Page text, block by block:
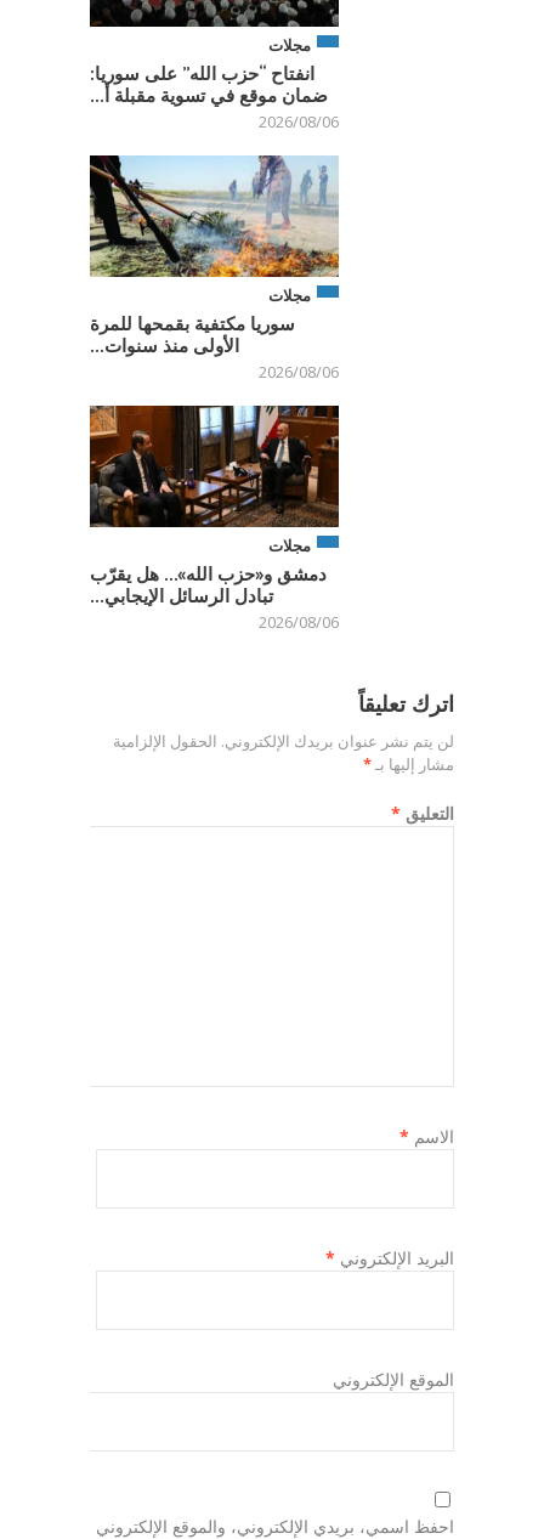
مجلات
انفتاح “حزب الله” على سوريا:
ضمان موقع في تسوية مقبلة أ...
2026/08/06
مجلات
سوريا مكتفية بقمحها للمرة
الأولى منذ سنوات...
2026/08/06
مجلات
دمشق و«حزب الله»… هل يقرّب
تبادل الرسائل الإيجابي...
2026/08/06
اترك تعليقاً
لن يتم نشر عنوان بريدك الإلكتروني. الحقول الإلزامية
مشار إليها بـ*
التعليق *
الاسم *
البريد الإلكتروني *
الموقع الإلكتروني
احفظ اسمي، بريدي الإلكتروني، والموقع الإلكتروني